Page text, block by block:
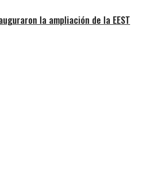
la ampliación de la EEST